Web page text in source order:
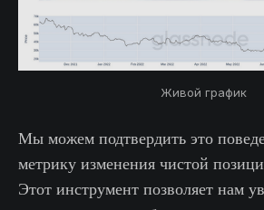
Живой график
Мы можем подтвердить это
метрику изменения чистой
Этот инструмент позволяет нам